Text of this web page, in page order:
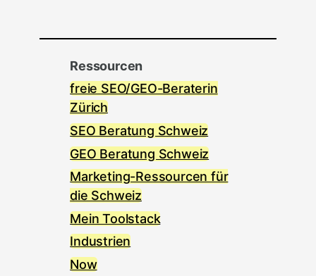
Ressourcen
freie SEO/GEO-Beraterin
Zürich
SEO Beratung Schweiz
GEO Beratung Schweiz
Marketing-Ressourcen für
die Schweiz
Mein Toolstack
Industrien
Now